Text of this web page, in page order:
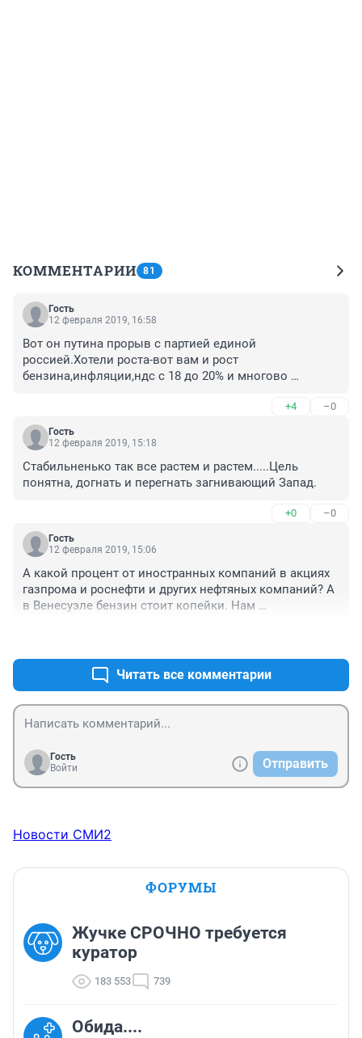
КОММЕНТАРИИ 81
Гость
12 февраля 2019, 16:58
Вот он путина прорыв с партией единой
россией.Хотели роста-вот вам и рост
бензина,инфляции,ндс с 18 до 20% и многово
+4 –0
Гость
12 февраля 2019, 15:18
Стабильненько так все растем и растем.....Цель
понятна, догнать и перегнать загнивающий Запад.
+0 –0
Гость
12 февраля 2019, 15:06
А какой процент от иностранных компаний в акциях
газпрома и роснефти и других нефтяных компаний? А
в Венесуэле бензин стоит копейки. Нам
Читать все комментарии
Гость
Войти
Отправить
Новости СМИ2
ФОРУМЫ
Жучке СРОЧНО требуется
куратор
183 553 739
Обида....